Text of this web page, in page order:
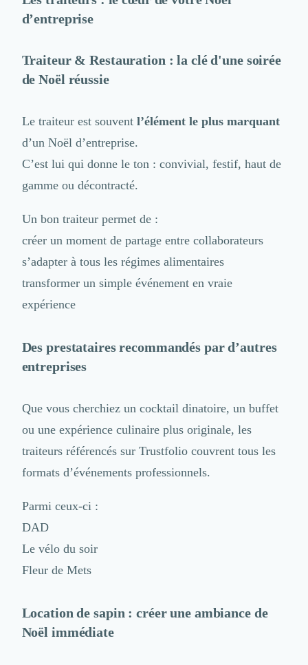
Réalité Virtuelle (VR)
Impression
Logistique
Traiteur & Restauration
Sourcing et Imports
Office Management
Développement à l'international
Autres
Gestion Immobilière
Logiciel PropTech
Courtage en Energie
Désinfection & décontamination
Nettoyage & Ménage
Espaces de Coworking
d’entreprise
Traiteur & Restauration : la clé d'une soirée
de Noël réussie
Le traiteur est souvent l’élément le plus marquant
d’un Noël d’entreprise.
C’est lui qui donne le ton : convivial, festif, haut de
gamme ou décontracté.
Un bon traiteur permet de :
créer un moment de partage entre collaborateurs
s’adapter à tous les régimes alimentaires
transformer un simple événement en vraie
expérience
Des prestataires recommandés par d’autres
entreprises
Que vous cherchiez un cocktail dinatoire, un buffet
ou une expérience culinaire plus originale, les
traiteurs référencés sur Trustfolio couvrent tous les
formats d’événements professionnels.
Parmi ceux-ci :
DAD
Le vélo du soir
Fleur de Mets
Location de sapin : créer une ambiance de
Noël immédiate